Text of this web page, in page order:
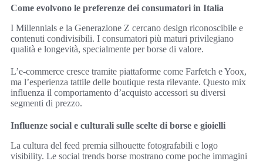
Come evolvono le preferenze dei consumatori in Italia
I Millennials e la Generazione Z cercano design riconoscibile e
contenuti condivisibili. I consumatori più maturi privilegiano
qualità e longevità, specialmente per borse di valore.
L’e-commerce cresce tramite piattaforme come Farfetch e Yoox,
ma l’esperienza tattile delle boutique resta rilevante. Questo mix
influenza il comportamento d’acquisto accessori su diversi
segmenti di prezzo.
Influenze social e culturali sulle scelte di borse e gioielli
La cultura del feed premia silhouette fotografabili e logo
visibility. Le social trends borse mostrano come poche immagini